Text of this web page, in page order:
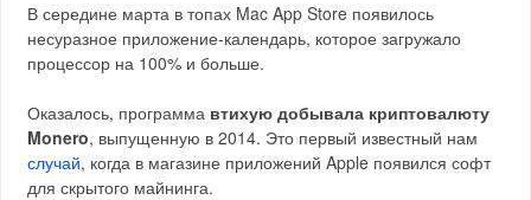
В середине марта в топах Mac App Store появилось
несуразное приложение-календарь, которое загружало
процессор на 100% и больше.
Оказалось, программа втихую добывала криптовалюту
Monero, выпущенную в 2014. Это первый известный нам
случай, когда в магазине приложений Apple появился софт
для скрытого майнинга.